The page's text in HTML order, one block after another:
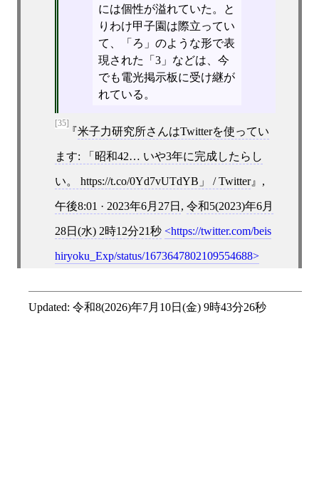
には個性が溢れていた。と
りわけ甲子園は際立ってい
て、「ろ」のような形で表
現された「3」などは、今
でも電光掲示板に受け継が
れている。
[35]
米子力研究所さんはTwitterを使ってい
ます: 「昭和42… いや3年に完成したらし
い。 https://t.co/0Yd7vUTdYB」 / Twitter ,
午後8:01 · 2023年6月27日 , 令和5(2023)年6月
28日(水) 2時12分21秒 https://twitter.com/beis
hiryoku_Exp/status/1673647802109554688
Updated: 令和8(2026)年7月10日(金) 9時43分26秒